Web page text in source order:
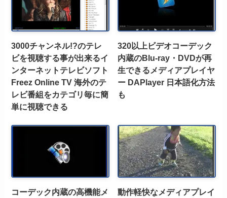
3000チャンネル!?のテレ
ビを視聴する事が出来るイ
ンターネットテレビソフト
Freez Online TV 海外のテ
レビ番組をカテゴリ毎に簡
単に視聴できる
320以上ビデオコーデック
内蔵のBlu-ray・DVDが再
生できるメディアプレイヤ
ー DAPlayer 日本語化方法
も
コーデック内蔵の高機能メ
動作軽快なメディアプレイ